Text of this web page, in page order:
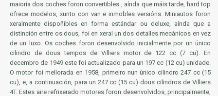
maioría dos coches foron convertibles , aínda que máis tarde, hard top
ofrece modelos, xunto con van e inmobles versións. Miniautos foron
xeralmente dispoñibles en forma estándar ou deluxe, aínda que a
distinción entre os dous, foi en xeral un dos detalles mecánicos en vez
de un luxo. Os coches foron desenvolvido inicialmente por un único
cilindro de dous tempos de Villiers motor de 122 cc (7 cu). En
decembro de 1949 este foi actualizado para un 197 cc (12 cu) unidade.
O motor foi mellorada en 1958, primeiro nun único cilindro 247 cc (15
cu), e, a continuación, para un 247 cc (15 cu) dous cilindros de Villiers
4T. Estes aire refrixerado motores foron desenvolvidos, principalmente,